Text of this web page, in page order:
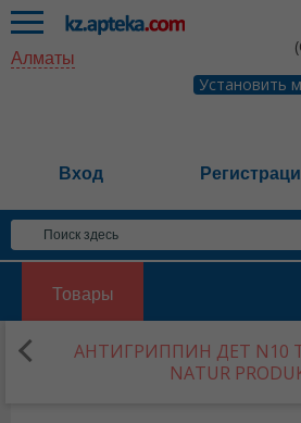
Установить
Алматы
Вход
Товары
АНТИГРИППИН ДЕТ N10
NATUR